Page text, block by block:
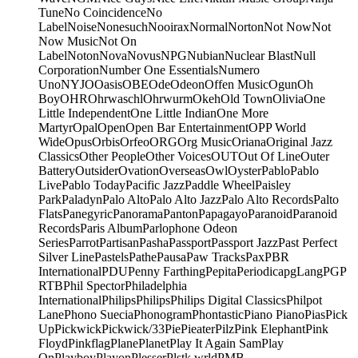
TuneNo CoincidenceNo
LabelNoiseNonesuchNooiraxNormalNortonNot NowNot
Now MusicNot On
LabelNotonNovaNovusNPGNubianNuclear BlastNull
CorporationNumber One EssentialsNumero
UnoNYJOOasisOBEOdeOdeonOffen MusicOgunOh
BoyOHROhrwaschlOhrwurmOkehOld TownOliviaOne
Little IndependentOne Little IndianOne More
MartyrOpalOpenOpen Bar EntertainmentOPP World
WideOpusOrbisOrfeoORGOrg MusicOrianaOriginal Jazz
ClassicsOther PeopleOther VoicesOUTOut Of LineOuter
BatteryOutsiderOvationOverseasOwlOysterPabloPablo
LivePablo TodayPacific JazzPaddle WheelPaisley
ParkPaladynPalo AltoPalo Alto JazzPalo Alto RecordsPalto
FlatsPanegyricPanoramaPantonPapagayoParanoidParanoid
RecordsParis AlbumParlophone Odeon
SeriesParrotPartisanPashaPassportPassport JazzPast Perfect
Silver LinePastelsPathePausaPaw TracksPaxPBR
InternationalPDUPenny FarthingPepitaPeriodicapgLangPGP
RTBPhil SpectorPhiladelphia
InternationalPhilipsPhilipsPhilips Digital ClassicsPhilpot
LanePhono SueciaPhonogramPhontasticPiano PianoPiasPick
UpPickwickPickwick/33PiePieaterPilzPink ElephantPink
FloydPinkflagPlanePlanetPlay It Again SamPlay